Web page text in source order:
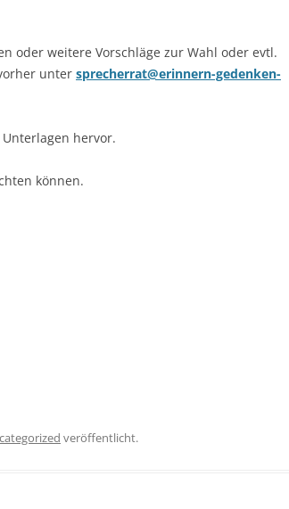
oder weitere Vorschläge zur Wahl oder evtl.
unter sprecherrat@erinnern-gedenken-
hervor.
können.
veröffentlicht.